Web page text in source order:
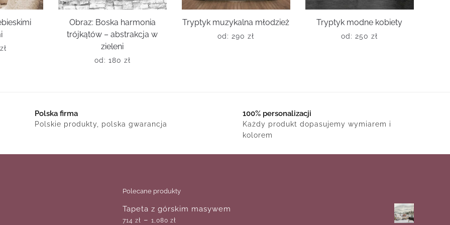
zł
Obraz: Boska harmonia
trójkątów – abstrakcja w
zieleni
od: 180 zł
Tryptyk muzykalna młodzież
od: 290zł
Tryptyk modne kobiety
od: 250zł
Polska firma
Polskie produkty, polska gwarancja
100% personalizacji
Każdy produkt dopasujemy wymiarem i
kolorem
Polecane produkty
Tapeta z górskim masywem
714 zł – 1,080 zł